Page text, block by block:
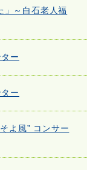
」～白石老人福
ー
ー
よ風” コンサー